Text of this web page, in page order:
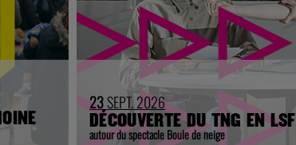
23SEPT. 2026
DÉCOUVERTE DU TNG EN LSF
autour du spectacle Boule de neige